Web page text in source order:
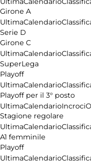
Girone A
UltimaCalendario
Serie D
Girone C
UltimaCalendario
SuperLega
Playoff
UltimaCalendario
Playoff per il 3° posto
UltimaCalendarioIncroci
Stagione regolare
UltimaCalendario
A1 femminile
Playoff
UltimaCalendario